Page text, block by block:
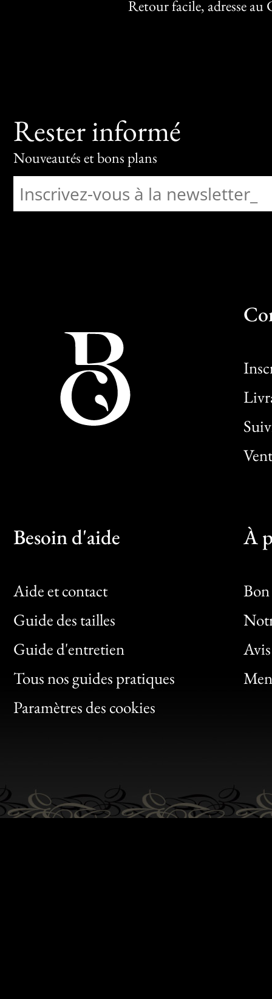
Retour facile, adresse au
Rester informé
Nouveautés et bons plans
Besoin d'aide
Aide et contact
Guide des tailles
Guide d'entretien
Tous nos guides pratiques
Paramètres des cookies
À
Bon
Clic